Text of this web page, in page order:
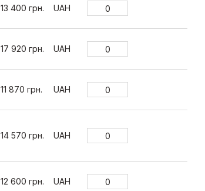
13 400 грн. UAH
17 920 грн. UAH
11 870 грн. UAH
14 570 грн. UAH
12 600 грн. UAH